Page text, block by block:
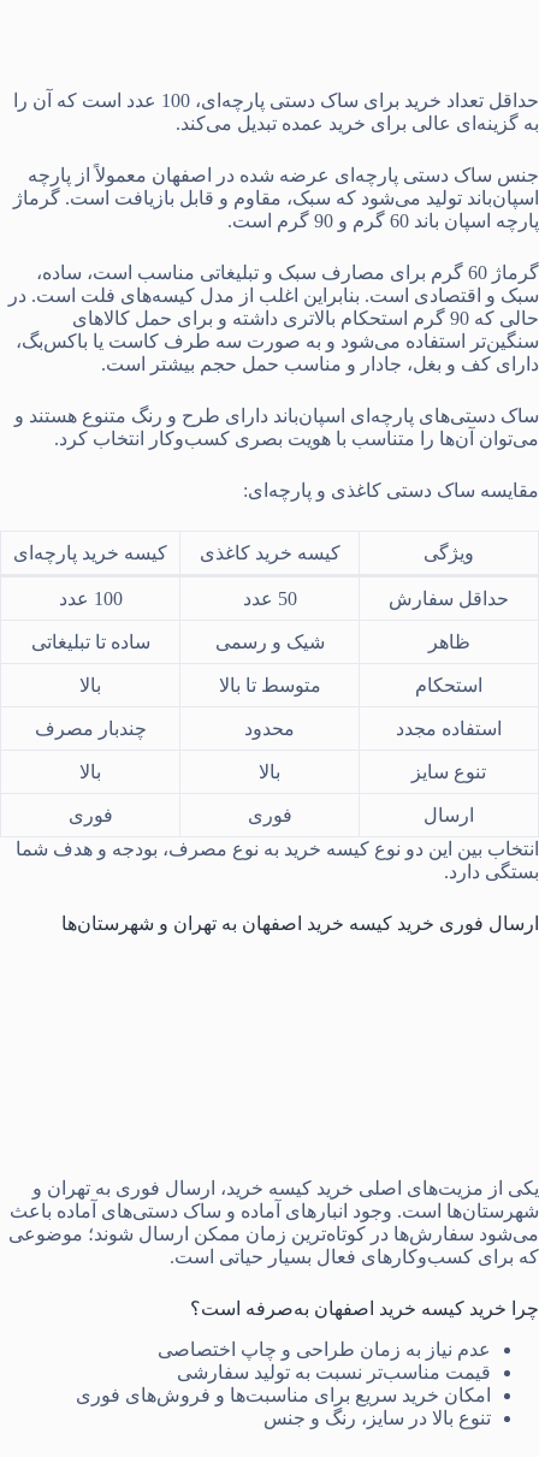
حداقل تعداد خرید برای ساک دستی پارچه‌ای، 100 عدد است که آن را
به گزینه‌ای عالی برای خرید عمده تبدیل می‌کند.
جنس ساک دستی پارچه‌ای عرضه ‌شده در اصفهان معمولاً از پارچه
اسپان‌باند تولید می‌شود که سبک، مقاوم و قابل بازیافت است. گرماژ
پارچه اسپان باند 60 گرم و 90 گرم است.
گرماژ 60 گرم برای مصارف سبک و تبلیغاتی مناسب است، ساده،
سبک و اقتصادی است. بنابراین اغلب از مدل کیسه‌های فلت است. در
حالی که 90 گرم استحکام بالاتری داشته و برای حمل کالاهای
سنگین‌تر استفاده می‌شود و به صورت سه طرف کاست یا باکس‌بگ،
دارای کف و بغل، جادار و مناسب حمل حجم بیشتر است.
ساک دستی‌های پارچه‌ای اسپان‌باند دارای طرح و رنگ متنوع هستند و
می‌توان آن‌ها را متناسب با هویت بصری کسب‌وکار انتخاب کرد.
مقایسه ساک دستی کاغذی و پارچه‌ای:
ویژگی کیسه خرید کاغذی کیسه خرید پارچه‌ای
حداقل سفارش 50 عدد 100 عدد
ظاهر شیک و رسمی ساده تا تبلیغاتی
استحکام متوسط تا بالا بالا
استفاده مجدد محدود چندبار مصرف
تنوع سایز بالا بالا
ارسال فوری
فوری
انتخاب بین این دو نوع کیسه خرید به نوع مصرف، بودجه و هدف شما
بستگی دارد.
ارسال فوری خرید کیسه خرید اصفهان به تهران و شهرستان‌ها
یکی از مزیت‌های اصلی خرید کیسه خرید، ارسال فوری به تهران و
شهرستان‌ها است. وجود انبارهای آماده و ساک دستی‌های آماده باعث
می‌شود سفارش‌ها در کوتاه‌ترین زمان ممکن ارسال شوند؛ موضوعی
که برای کسب‌وکارهای فعال بسیار حیاتی است.
چرا خرید کیسه خرید اصفهان به‌صرفه است؟
عدم نیاز به زمان طراحی و چاپ اختصاصی
قیمت مناسب‌تر نسبت به تولید سفارشی
امکان خرید سریع برای مناسبت‌ها و فروش‌های فوری
تنوع بالا در سایز، رنگ و جنس